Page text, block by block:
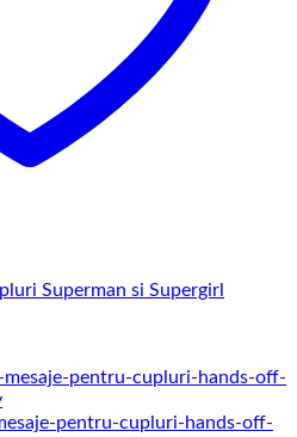
Superman si Supergirl
lei